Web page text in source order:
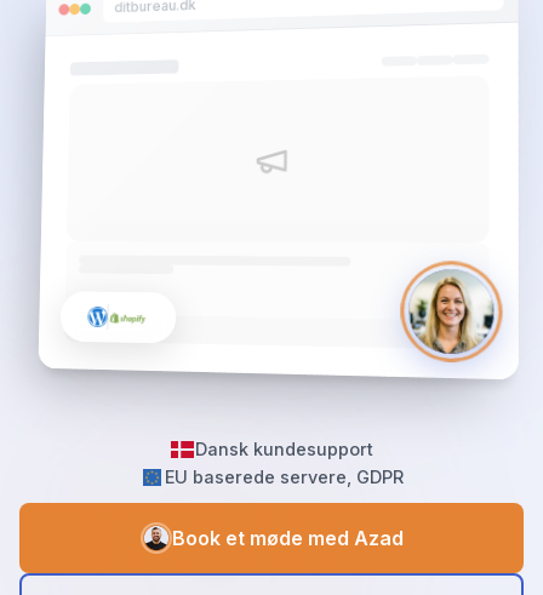
Book et møde med Azad
ditbureau.dk
Dansk kundesupport
EU baserede servere, GDPR